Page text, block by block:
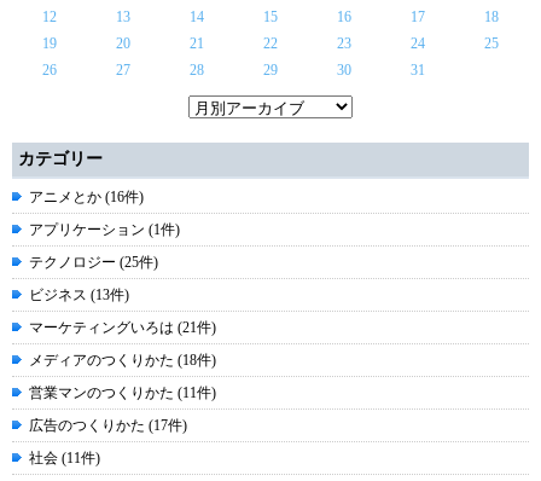
12
13 14 15 16 17
18
19
20 21 22 23 24
25
26
27 28 29 30 31
カテゴリー
アニメとか (16件)
アプリケーション (1件)
テクノロジー (25件)
ビジネス (13件)
マーケティングいろは (21件)
メディアのつくりかた (18件)
営業マンのつくりかた (11件)
広告のつくりかた (17件)
社会 (11件)